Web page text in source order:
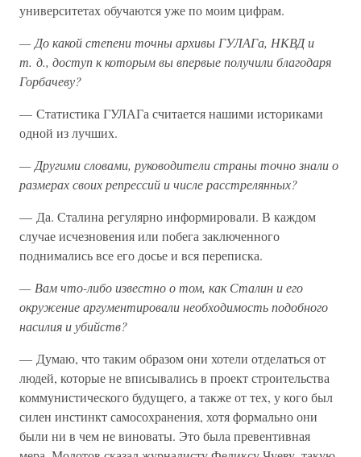
университетах обучаются уже по моим цифрам.
— До какой степени точны архивы ГУЛАГа, НКВД и
т. д., доступ к которым вы впервые получили благодаря
Горбачеву?
— Статистика ГУЛАГа считается нашими историками
одной из лучших.
— Другими словами, руководители страны точно знали о
размерах своих репрессий и числе расстрелянных?
— Да. Сталина регулярно информировали. В каждом
случае исчезновения или побега заключенного
поднимались все его досье и вся переписка.
— Вам что-либо известно о том, как Сталин и его
окружение аргументировали необходимость подобного
насилия и убийств?
— Думаю, что таким образом они хотели отделаться от
людей, которые не вписывались в проект строительства
коммунистического будущего, а также от тех, у кого был
силен инстинкт самосохранения, хотя формально они
были ни в чем не виноваты. Это была превентивная